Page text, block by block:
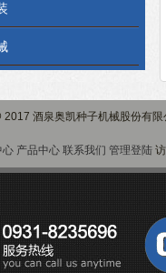
2017 酒泉奥凯种子机械股份有
心 产品中心 联系我们 管理登陆